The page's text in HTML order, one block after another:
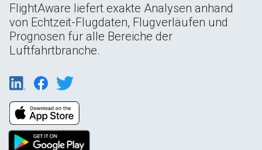
FlightAware liefert exakte Analysen anhand
von Echtzeit-Flugdaten, Flugverläufen und
Prognosen für alle Bereiche der
Luftfahrtbranche.